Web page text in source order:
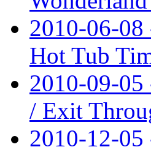
2010-06-
Hot Tub
2010-09-05
/ Exit
2010-12-05